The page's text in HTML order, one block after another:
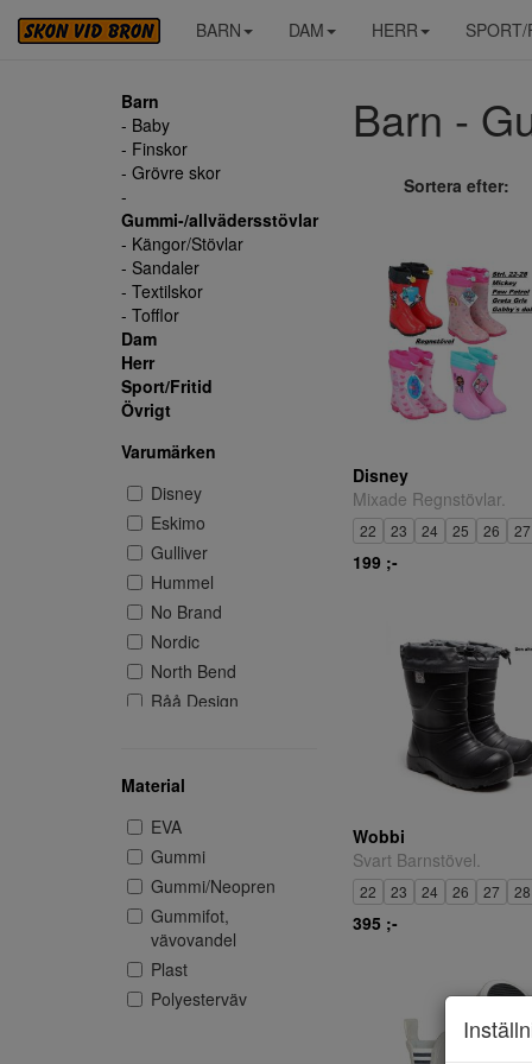
BARN DAM HERR
Barn
- Baby
- Finskor
- Grövre skor
-
Gummi-/allvädersstövlar
- Kängor/Stövlar
- Sandaler
- Textilskor
- Tofflor
Dam
Herr
Sport/Fritid
Övrigt
Varumärken
Disney
Eskimo
Gulliver
Hummel
No Brand
Nordic
North Bend
Råå Design
ZigZag
Material
EVA
Gummi
Gummi/Neopren
Gummifot,
vävovandel
Plast
Polyesterväv
Barn -
Sortera efter:
Disney
Mixade Regnstövlar.
22 23 24 25 26 27
199 ;-
Wobbi
Svart Barnstövel.
22 23 24 26 27 28
395 ;-